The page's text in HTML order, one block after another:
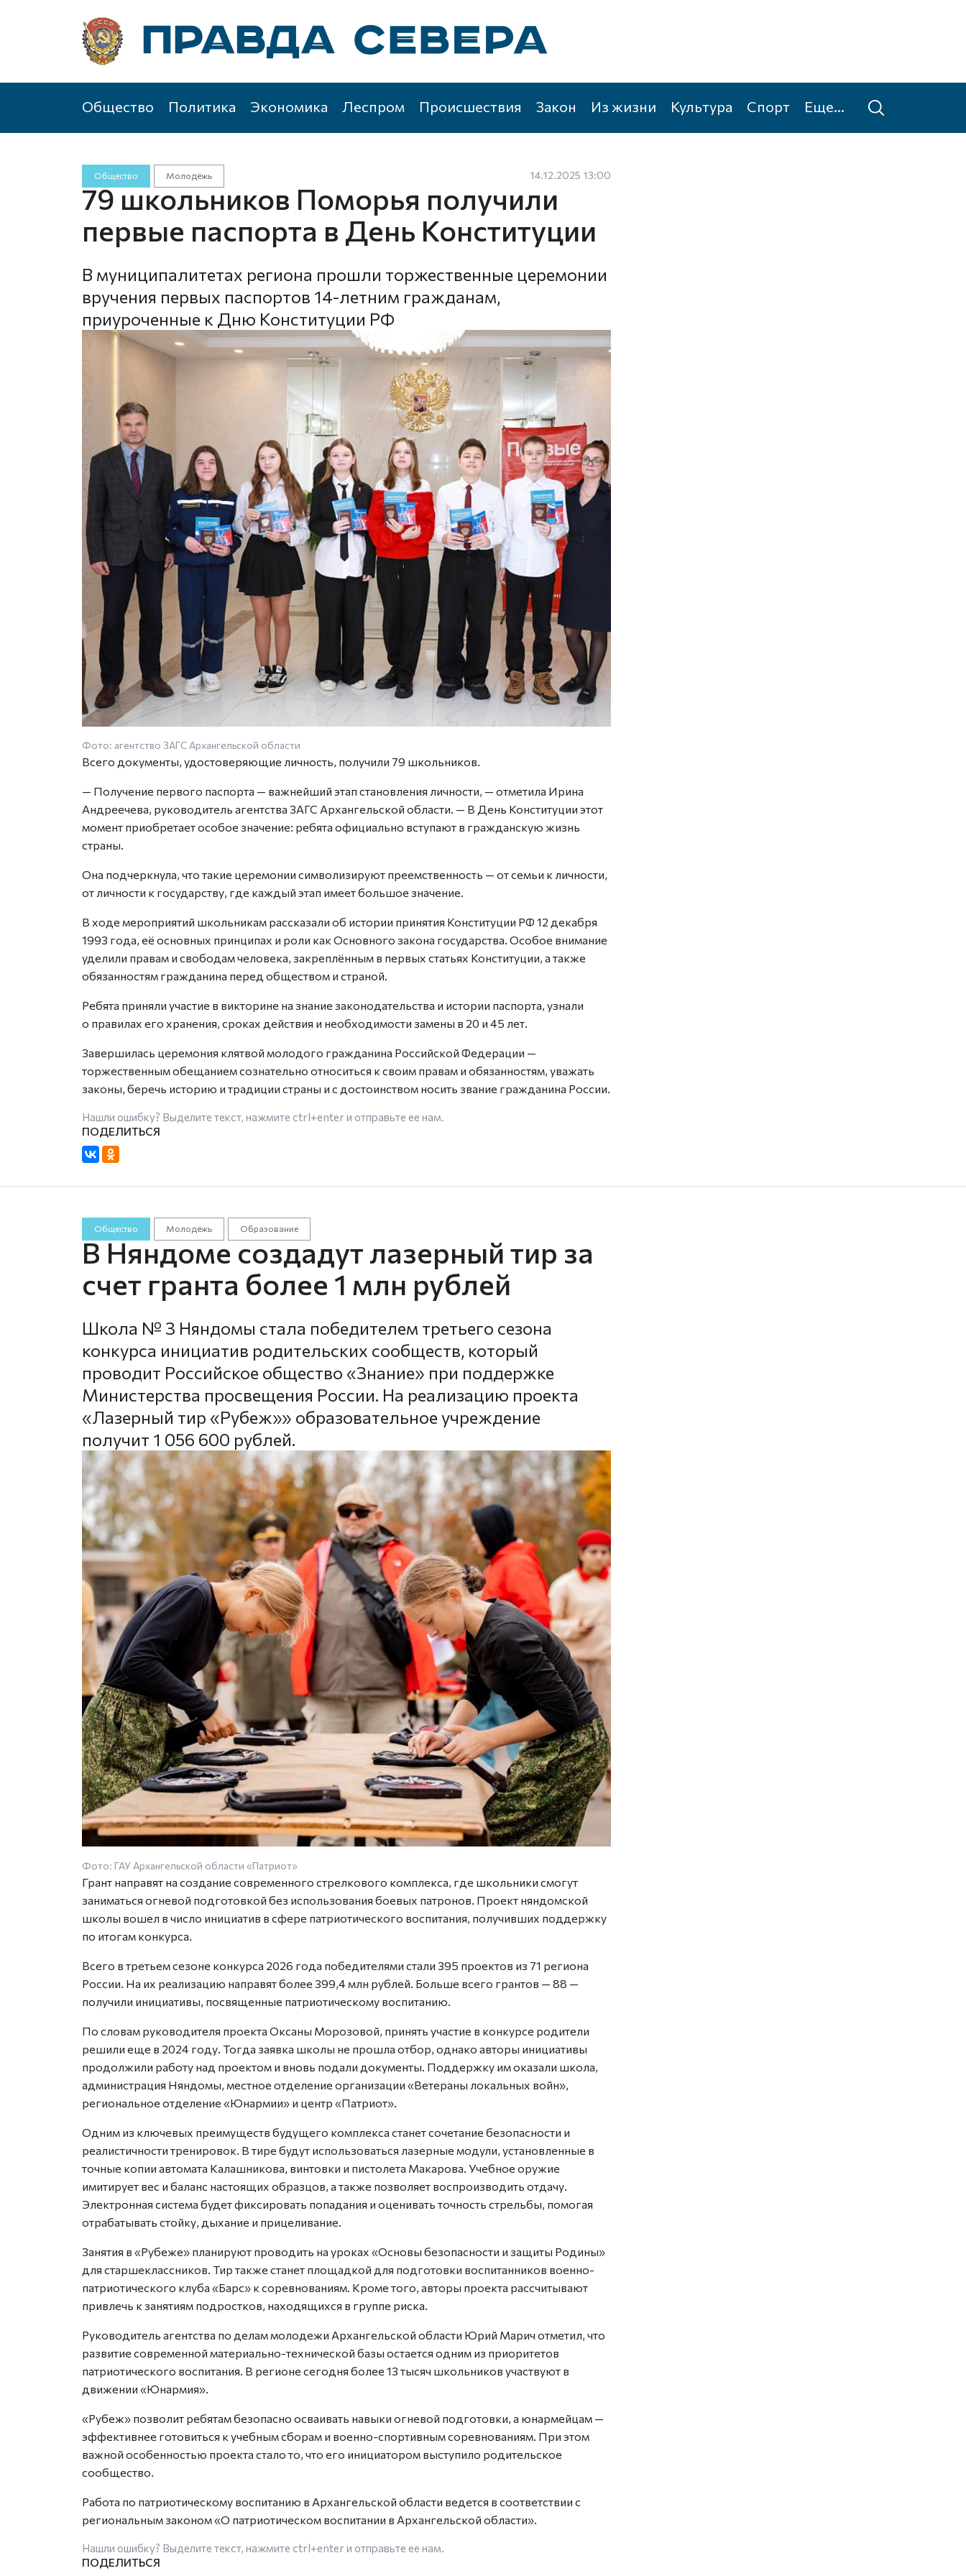
Общество Политика Экономика Леспром Происшествия Закон Из жизни Культура Спорт Еще...
Общество Молодёжь 14.12.2025 13:00
79 школьников Поморья получили
первые паспорта в День Конституции
В муниципалитетах региона прошли торжественные церемонии
вручения первых паспортов 14-летним гражданам,
приуроченные к Дню Конституции РФ
Фото: агентство ЗАГС Архангельской области
Всего документы, удостоверяющие личность, получили 79 школьников.
— Получение первого паспорта — важнейший этап становления личности, — отметила Ирина
Андреечева, руководитель агентства ЗАГС Архангельской области. — В День Конституции этот
момент приобретает особое значение: ребята официально вступают в гражданскую жизнь
страны.
Она подчеркнула, что такие церемонии символизируют преемственность — от семьи к личности,
от личности к государству, где каждый этап имеет большое значение.
В ходе мероприятий школьникам рассказали об истории принятия Конституции РФ 12 декабря
1993 года, её основных принципах и роли как Основного закона государства. Особое внимание
уделили правам и свободам человека, закреплённым в первых статьях Конституции, а также
обязанностям гражданина перед обществом и страной.
Ребята приняли участие в викторине на знание законодательства и истории паспорта, узнали
о правилах его хранения, сроках действия и необходимости замены в 20 и 45 лет.
Завершилась церемония клятвой молодого гражданина Российской Федерации —
торжественным обещанием сознательно относиться к своим правам и обязанностям, уважать
законы, беречь историю и традиции страны и с достоинством носить звание гражданина России.
Нашли ошибку? Выделите текст, нажмите ctrl+enterи отправьте ее нам.
Общество Молодёжь Образование
В Няндоме создадут лазерный тир за
счет гранта более 1 млн рублей
Школа № 3 Няндомы стала победителем третьего сезона
конкурса инициатив родительских сообществ, который
проводит Российское общество «Знание» при поддержке
Министерства просвещения России. На реализацию проекта
«Лазерный тир «Рубеж»» образовательное учреждение
получит 1 056 600 рублей.
Фото: ГАУ Архангельской области «Патриот»
Грант направят на создание современного стрелкового комплекса, где школьники смогут
заниматься огневой подготовкой без использования боевых патронов. Проект няндомской
школы вошел в число инициатив в сфере патриотического воспитания, получивших поддержку
по итогам конкурса.
Всего в третьем сезоне конкурса 2026 года победителями стали 395 проектов из 71 региона
России. На их реализацию направят более 399,4 млн рублей. Больше всего грантов — 88 —
получили инициативы, посвященные патриотическому воспитанию.
По словам руководителя проекта Оксаны Морозовой, принять участие в конкурсе родители
решили еще в 2024 году. Тогда заявка школы не прошла отбор, однако авторы инициативы
продолжили работу над проектом и вновь подали документы. Поддержку им оказали школа,
администрация Няндомы, местное отделение организации «Ветераны локальных войн»,
региональное отделение «Юнармии» и центр «Патриот».
Одним из ключевых преимуществ будущего комплекса станет сочетание безопасности и
реалистичности тренировок. В тире будут использоваться лазерные модули, установленные в
точные копии автомата Калашникова, винтовки и пистолета Макарова. Учебное оружие
имитирует вес и баланс настоящих образцов, а также позволяет воспроизводить отдачу.
Электронная система будет фиксировать попадания и оценивать точность стрельбы, помогая
отрабатывать стойку, дыхание и прицеливание.
Занятия в «Рубеже» планируют проводить на уроках «Основы безопасности и защиты Родины»
для старшеклассников. Тир также станет площадкой для подготовки воспитанников военно-
патриотического клуба «Барс» к соревнованиям. Кроме того, авторы проекта рассчитывают
привлечь к занятиям подростков, находящихся в группе риска.
Руководитель агентства по делам молодежи Архангельской области Юрий Марич отметил, что
развитие современной материально-технической базы остается одним из приоритетов
патриотического воспитания. В регионе сегодня более 13 тысяч школьников участвуют в
движении «Юнармия».
«Рубеж» позволит ребятам безопасно осваивать навыки огневой подготовки, а юнармейцам —
эффективнее готовиться к учебным сборам и военно-спортивным соревнованиям. При этом
важной особенностью проекта стало то, что его инициатором выступило родительское
сообщество.
Работа по патриотическому воспитанию в Архангельской области ведется в соответствии с
региональным законом «О патриотическом воспитании в Архангельской области».
Нашли ошибку? Выделите текст, нажмите ctrl+enterи отправьте ее нам.